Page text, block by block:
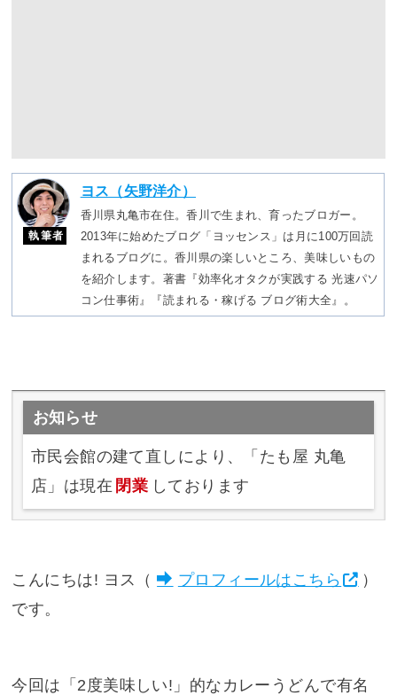
執筆者
ヨス（矢野洋介）
香川県丸亀市在住。香川で生まれ、育ったブロガー。
2013年に始めたブログ「ヨッセンス」は月に100万回読
まれるブログに。香川県の楽しいところ、美味しいもの
を紹介します。著書『効率化オタクが実践する 光速パソ
コン仕事術』『読まれる・稼げる ブログ術大全』。
お知らせ
市民会館の建て直しにより、「たも屋 丸亀
店」は現在 閉業 しております
こんにちは! ヨス（ プロフィールはこちら
）
です。
今回は「2度美味しい!」的なカレーうどんで有名